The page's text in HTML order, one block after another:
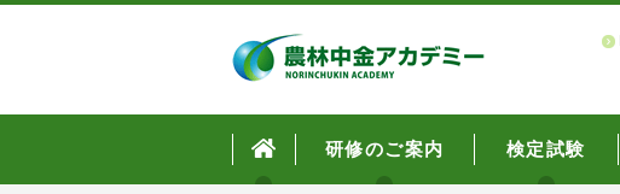
研修のご案内 検定試験